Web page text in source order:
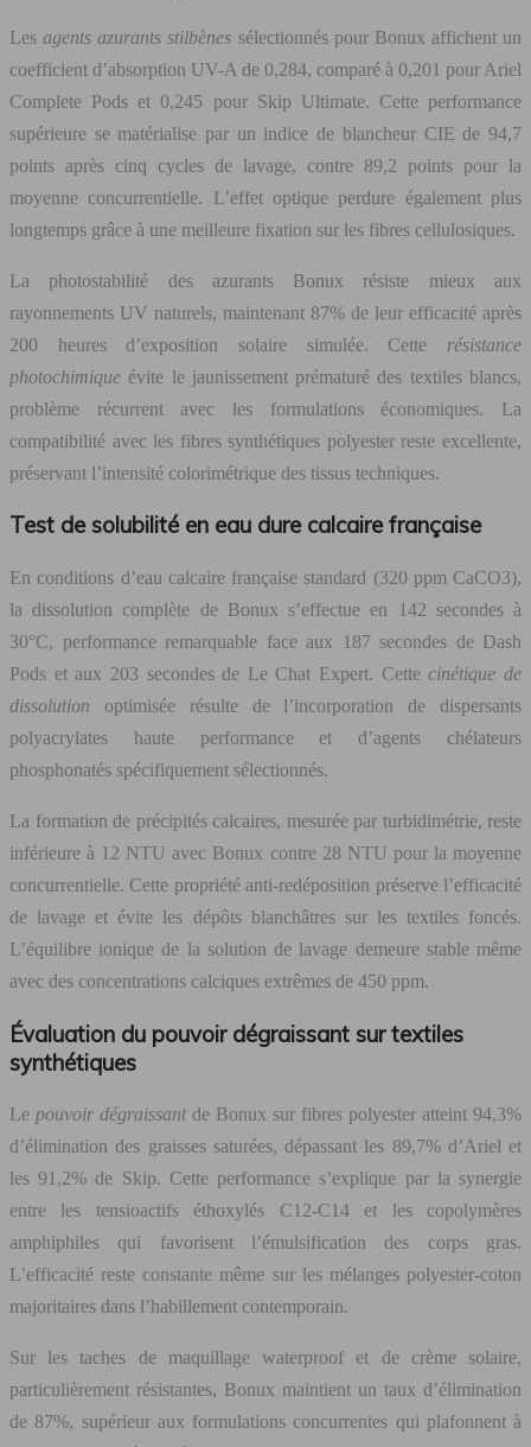
Lesagents azurants stilbènes sélectionnés pour Bonux affichent un
coefficient d’absorption UV-A de 0,284, comparé à 0,201 pour Ariel
Complete Pods et 0,245 pour Skip Ultimate. Cette performance
supérieure se matérialise par un indice de blancheur CIE de 94,7
points après cinq cycles de lavage, contre 89,2 points pour la
moyenne concurrentielle. L’effet optique perdure également plus
longtemps grâce à une meilleure fixation sur les fibres cellulosiques.
La photostabilité des azurants Bonux résiste mieux aux
rayonnements UV naturels, maintenant 87% de leur efficacité après
200 heures d’exposition solaire simulée. Cette résistance
photochimique évite le jaunissement prématuré des textiles blancs,
problème récurrent avec les formulations économiques. La
compatibilité avec les fibres synthétiques polyester reste excellente,
préservant l’intensité colorimétrique des tissus techniques.
Test de solubilité en eau dure calcaire française
En conditions d’eau calcaire française standard (320 ppm CaCO3),
la dissolution complète de Bonux s’effectue en 142 secondes à
30°C, performance remarquable face aux 187 secondes de Dash
Pods et aux 203 secondes de Le Chat Expert. Cettecinétique de
dissolution optimisée résulte de l’incorporation de dispersants
polyacrylates haute performance et d’agents chélateurs
phosphonatés spécifiquement sélectionnés.
La formation de précipités calcaires, mesurée par turbidimétrie, reste
inférieure à 12 NTU avec Bonux contre 28 NTU pour la moyenne
concurrentielle. Cette propriété anti-redéposition préserve l’efficacité
de lavage et évite les dépôts blanchâtres sur les textiles foncés.
L’équilibre ionique de la solution de lavage demeure stable même
avec des concentrations calciques extrêmes de 450 ppm.
Évaluation du pouvoir dégraissant sur textiles
synthétiques
Le pouvoir dégraissant de Bonux sur fibres polyester atteint 94,3%
d’élimination des graisses saturées, dépassant les 89,7% d’Ariel et
les 91,2% de Skip. Cette performance s’explique par la synergie
entre les tensioactifs éthoxylés C12-C14 et les copolymères
amphiphiles qui favorisent l’émulsification des corps gras.
L’efficacité reste constante même sur les mélanges polyester-coton
majoritaires dans l’habillement contemporain.
Sur les taches de maquillage waterproof et de crème solaire,
particulièrement résistantes, Bonux maintient un taux d’élimination
de 87%, supérieur aux formulations concurrentes qui plafonnent à